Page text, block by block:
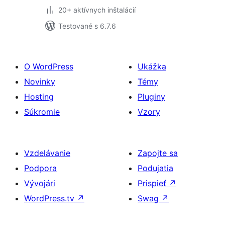
20+ aktívnych inštalácií
Testované s 6.7.6
O WordPress
Novinky
Hosting
Súkromie
Ukážka
Témy
Pluginy
Vzory
Vzdelávanie
Podpora
Vývojári
WordPress.tv ↗
Zapojte sa
Podujatia
Prispieť ↗
Swag ↗